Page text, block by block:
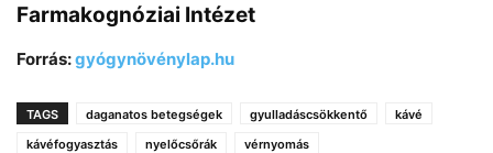
Farmakognóziai Intézet
Forrás:gyógynövénylap.hu
TAGS daganatos betegségek gyulladáscsökkentő
kávé
kávéfogyasztás
nyelőcsőrák vérnyomás